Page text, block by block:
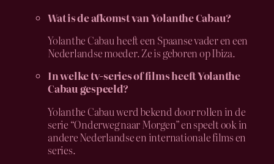
Wat is de afkomst van Yolanthe Cabau?
Yolanthe Cabau heeft een Spaanse vader en een
Nederlandse moeder. Ze is geboren op Ibiza.
In welke tv-series of films heeft Yolanthe
Cabau gespeeld?
Yolanthe Cabau werd bekend door rollen in de
serie “Onderweg naar Morgen” en speelt ook in
andere Nederlandse en internationale films en
series.